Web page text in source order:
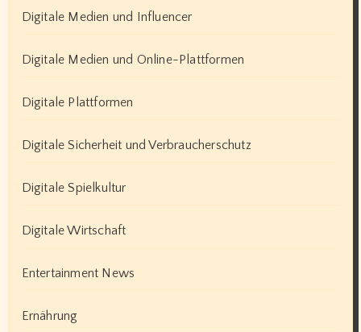
Digitale Medien und Influencer
Digitale Medien und Online-Plattformen
Digitale Plattformen
Digitale Sicherheit und Verbraucherschutz
Digitale Spielkultur
Digitale Wirtschaft
Entertainment News
Ernährung